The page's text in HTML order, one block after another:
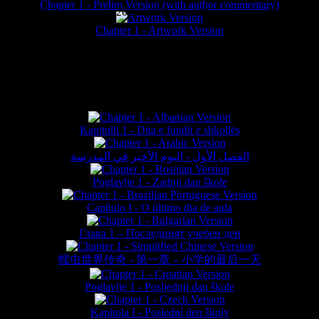
Chapter 1 - Prelim Version (with author commentary)
Chapter 1 - Artwork Version
Kapitulli 1 - Dita e fundit e shkollës
الفصل الأول - اليوم الأخير في المدرسة
Poglavlje 1 - Zadnji dan škole
Capítulo I - O último dia de aula
Глава 1 – Последният учебен ден
蠕虫世界传奇 - 第一章 – 小学的最后一天
Poglavlje 1 - Posljednji dan škole
Kapitola I - Poslední den školy
website © Daniel Lieske 2026 - Wormworld® is a registered